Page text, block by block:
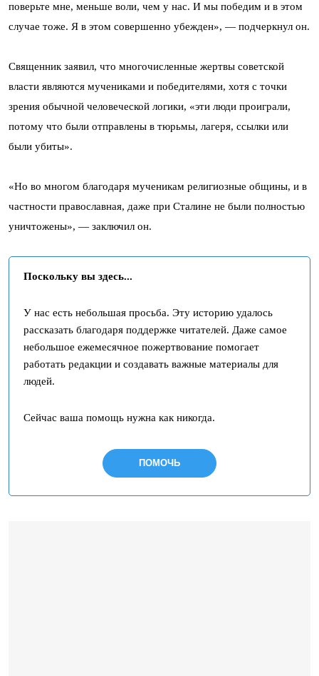
поверьте мне, меньше воли, чем у нас. И мы победим и в этом
случае тоже. Я в этом совершенно убежден», — подчеркнул он.
Священник заявил, что многочисленные жертвы советской
власти являются мучениками и победителями, хотя с точки
зрения обычной человеческой логики, «эти люди проиграли,
потому что были отправлены в тюрьмы, лагеря, ссылки или
были убиты».
«Но во многом благодаря мученикам религиозные общины, и в
частности православная, даже при Сталине не были полностью
уничтожены», — заключил он.
Поскольку вы здесь...
У нас есть небольшая просьба. Эту историю удалось
рассказать благодаря поддержке читателей. Даже самое
небольшое ежемесячное пожертвование помогает
работать редакции и создавать важные материалы для
людей.
Сейчас ваша помощь нужна как никогда.
ПОМОЧЬ